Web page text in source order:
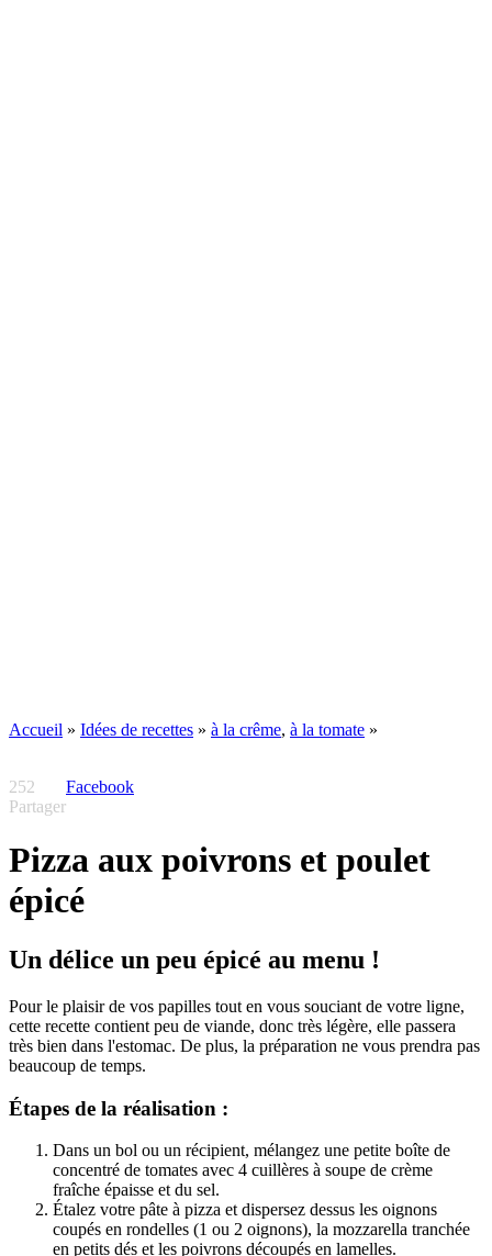
Accueil » Idées de recettes » à la crême, à la tomate »
252
Partager
Facebook
Pizza aux poivrons et poulet
épicé
Un délice un peu épicé au menu !
Pour le plaisir de vos papilles tout en vous souciant de votre ligne,
cette recette contient peu de viande, donc très légère, elle passera
très bien dans l'estomac. De plus, la préparation ne vous prendra pas
beaucoup de temps.
Étapes de la réalisation :
Dans un bol ou un récipient, mélangez une petite boîte de
concentré de tomates avec 4 cuillères à soupe de crème
fraîche épaisse et du sel.
Étalez votre pâte à pizza et dispersez dessus les oignons
coupés en rondelles (1 ou 2 oignons), la mozzarella tranchée
en petits dés et les poivrons découpés en lamelles.